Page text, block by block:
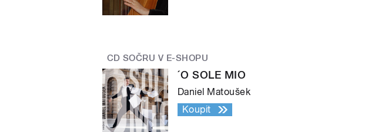
CD SOČRU V E-SHOPU
´O SOLE MIO
Daniel Matoušek
Koupit